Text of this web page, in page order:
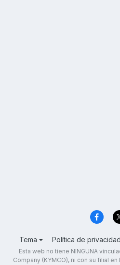
Tema Política de privacidad
Esta web no tiene NINGUNA
Company (KYMCO), ni con su filial en